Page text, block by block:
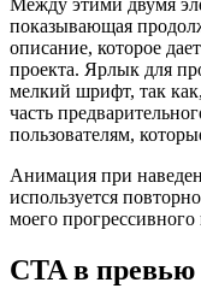
Image
Между этими двумя
показывающая
описание, которое
проекта. Ярлык для
мелкий шрифт, так
часть
пользователям,
Анимация при